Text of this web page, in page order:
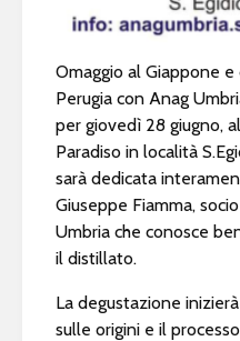
Omaggio al Giappone
Perugia con Anag
per giovedì 28 giugno,
Paradiso in località
sarà dedicata
Giuseppe Fiamma,
Umbria che conosce
il distillato.
La degustazione
sulle origini e il